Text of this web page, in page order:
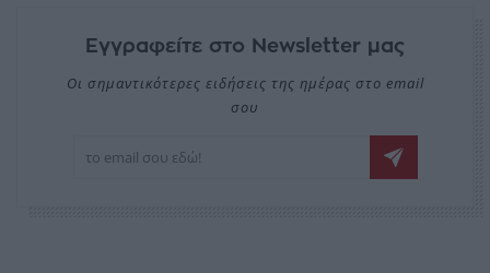
Εγγραφείτε στο Newsletter μας
Οι σημαντικότερες ειδήσεις της ημέρας στο email
σου